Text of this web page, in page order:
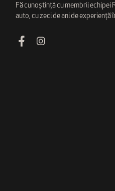
Fă cunoștință cu membrii echipei
auto, cu zeci de ani de experiență